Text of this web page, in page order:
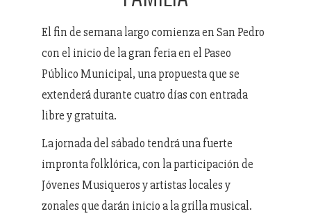
El fin de semana largo comienza en San Pedro
con el inicio de la gran feria en el Paseo
Público Municipal, una propuesta que se
extenderá durante cuatro días con entrada
libre y gratuita.
La jornada del sábado tendrá una fuerte
impronta folklórica, con la participación de
Jóvenes Musiqueros y artistas locales y
zonales que darán inicio a la grilla musical.